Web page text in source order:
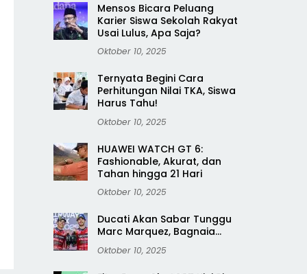
Mensos Bicara Peluang
Karier Siswa Sekolah Rakyat
Usai Lulus, Apa Saja?
Oktober 10, 2025
Ternyata Begini Cara
Perhitungan Nilai TKA, Siswa
Harus Tahu!
Oktober 10, 2025
HUAWEI WATCH GT 6:
Fashionable, Akurat, dan
Tahan hingga 21 Hari
Oktober 10, 2025
Ducati Akan Sabar Tunggu
Marc Marquez, Bagnaia…
Oktober 10, 2025